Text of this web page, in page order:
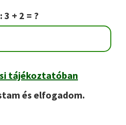
+ 2 = ?
tájékoztatóban
és elfogadom.